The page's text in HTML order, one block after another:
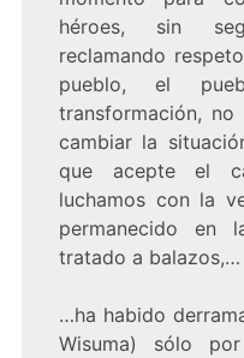
héroes, sin
reclamando
pueblo, el
transformación,
cambiar la
que acepte el
luchamos con la
permanecido en
tratado a balazos,…
…ha habido
Wisuma) sólo